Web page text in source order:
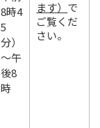
8時4
5
分）
～午
後8
時
ます） で
ご覧くだ
さい。